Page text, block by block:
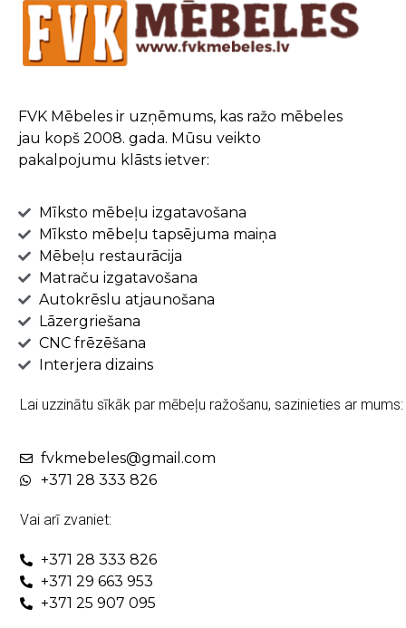
FVK Mēbeles ir uzņēmums, kas ražo mēbeles
jau kopš 2008. gada. Mūsu veikto
pakalpojumu klāsts ietver:
Mīksto mēbeļu izgatavošana
Mīksto mēbeļu tapsējuma maiņa
Mēbeļu restaurācija
Matraču izgatavošana
Autokrēslu atjaunošana
Lāzergriešana
CNC frēzēšana
Interjera dizains
Lai uzzinātu sīkāk par mēbeļu ražošanu, sazinieties ar mums:
fvkmebeles@gmail.com
+371 28 333 826
Vai arī zvaniet:
+371 28 333 826
+371 29 663 953
+371 25 907 095